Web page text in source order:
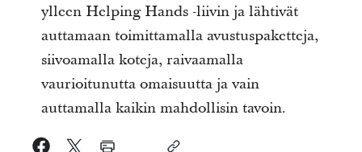
ylleen Helping Hands -liivin ja lähtivät
auttamaan toimittamalla avustuspaketteja,
siivoamalla koteja, raivaamalla
vaurioitunutta omaisuutta ja vain
auttamalla kaikin mahdollisin tavoin.